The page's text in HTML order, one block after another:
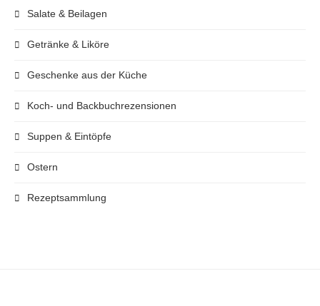
Salate & Beilagen
Getränke & Liköre
Geschenke aus der Küche
Koch- und Backbuchrezensionen
Suppen & Eintöpfe
Ostern
Rezeptsammlung